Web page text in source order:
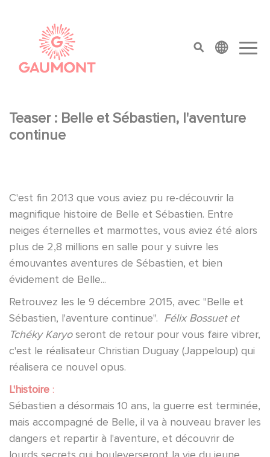
top menu
Teaser : Belle et Sébastien, l'aventure
continue
C'est fin 2013 que vous aviez pu re-découvrir la
magnifique histoire de Belle et Sébastien. Entre
neiges éternelles et marmottes, vous aviez été alors
plus de 2,8 millions en salle pour y suivre les
émouvantes aventures de Sébastien, et bien
évidement de Belle...
Retrouvez les le 9 décembre 2015, avec "Belle et
Sébastien, l'aventure continue". Félix Bossuet et
Tchéky Karyoseront de retour pour vous faire vibrer,
c'est le réalisateur Christian Duguay (Jappeloup) qui
réalisera ce nouvel opus.
L'histoire :
Sébastien a désormais 10 ans, la guerre est terminée,
mais accompagné de Belle, il va à nouveau braver les
dangers et repartir à l'aventure, et découvrir de